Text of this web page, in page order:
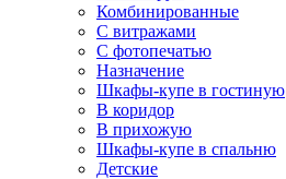
Комбинированные
С витражами
С фотопечатью
Назначение
Шкафы-купе в гостиную
В коридор
В прихожую
Шкафы-купе в спальню
Детские